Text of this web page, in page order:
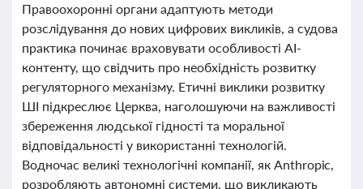
Правоохоронні органи адаптують методи
розслідування до нових цифрових викликів, а судова
практика починає враховувати особливості AI-
контенту, що свідчить про необхідність розвитку
регуляторного механізму. Етичні виклики розвитку
ШІ підкреслює Церква, наголошуючи на важливості
збереження людської гідності та моральної
відповідальності у використанні технологій.
Водночас великі технологічні компанії, як Anthropic,
розробляють автономні системи, що викликають